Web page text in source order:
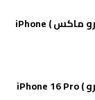
مواصفات وسعر ( ايفون 16 برو ماكس ) iPhone